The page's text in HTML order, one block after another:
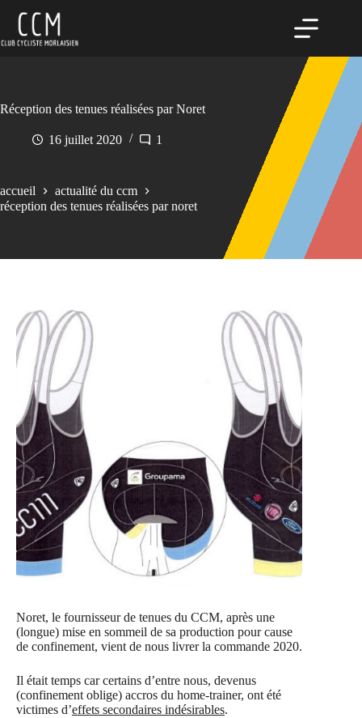
contenu
Réception des tenues réalisées par Noret
16 juillet 2020 1
accueil
actualité du ccm
réception des tenues réalisées par noret
Noret, le fournisseur de tenues du CCM, après une
(longue) mise en sommeil de sa production pour cause
de confinement, vient de nous livrer la commande 2020.
Il était temps car certains d’entre nous, devenus
(confinement oblige) accros du home-trainer, ont été
victimes d’effets secondaires indésirables.